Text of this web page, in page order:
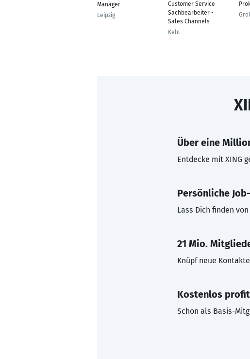
Manager
Leipzig
Customer Service
Sachbearbeiter -
Sales Channels
Kehl
Über eine
Entdecke mit XING
Persönliche
Lass Dich finden
21 Mio.
Knüpf neue
Kostenlos
Schon als Basis-